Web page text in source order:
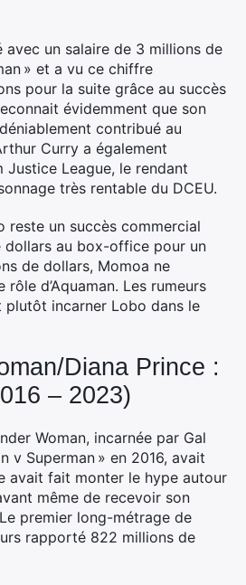
avec un salaire de 3 millions de
» et a vu ce chiffre
pour la suite grâce au succès
évidemment que son
contribué au
Curry a également
League, le rendant
très rentable du DCEU.
reste un succès commercial
dollars au box-office pour un
de dollars, Momoa ne
d’Aquaman. Les rumeurs
plutôt incarner Lobo dans le
Diana Prince :
– 2023)
Woman, incarnée par Gal
v Superman » en 2016, avait
avait fait monter le hype autour
même de recevoir son
premier long-métrage de
rapporté 822 millions de